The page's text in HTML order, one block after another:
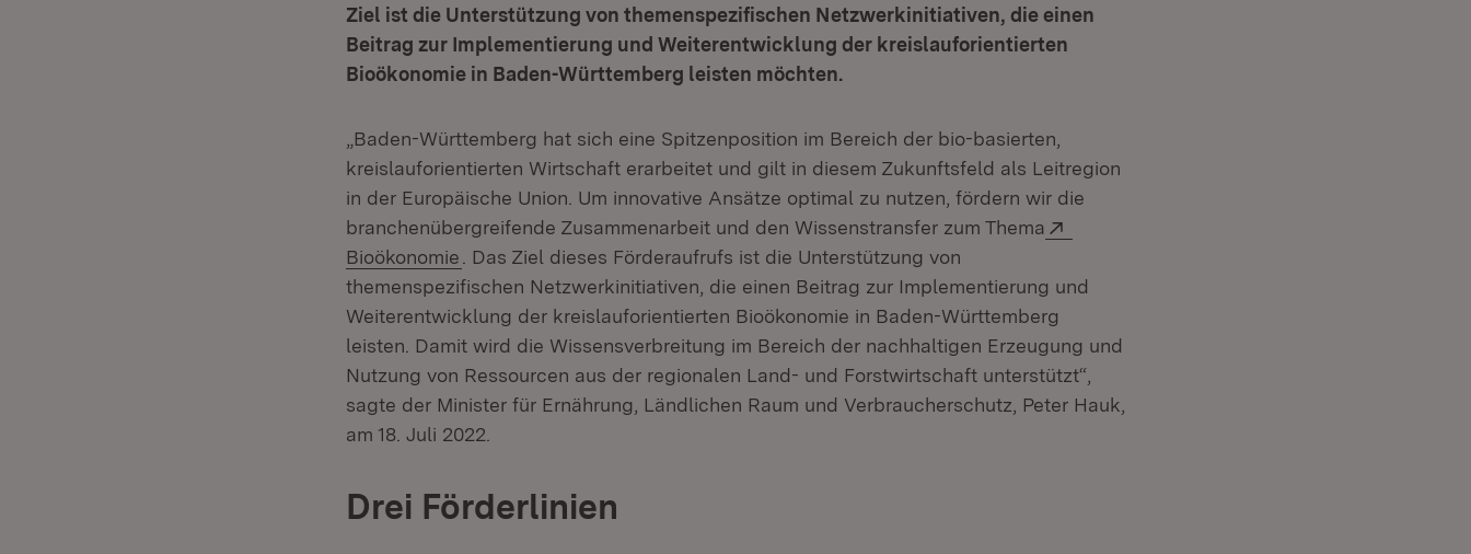
Ziel ist die Unterstützung von themenspezifischen Netzwerkinitiativen, die einen
Beitrag zur Implementierung und Weiterentwicklung der kreislauforientierten
Bioökonomie in Baden-Württemberg leisten möchten.
„Baden-Württemberg hat sich eine Spitzenposition im Bereich der bio-basierten,
kreislauforientierten Wirtschaft erarbeitet und gilt in diesem Zukunftsfeld als Leitregion
in der Europäische Union. Um innovative Ansätze optimal zu nutzen, fördern wir die
branchenübergreifende Zusammenarbeit und den Wissenstransfer zum Thema
Bioökonomie (Öffnet in neuem Fenster)
. Das Ziel dieses Förderaufrufs ist die Unterstützung von
themenspezifischen Netzwerkinitiativen, die einen Beitrag zur Implementierung und
Weiterentwicklung der kreislauforientierten Bioökonomie in Baden-Württemberg
leisten. Damit wird die Wissensverbreitung im Bereich der nachhaltigen Erzeugung und
Nutzung von Ressourcen aus der regionalen Land- und Forstwirtschaft unterstützt“,
sagte der Minister für Ernährung, Ländlichen Raum und Verbraucherschutz, Peter Hauk,
am 18. Juli 2022.
Drei Förderlinien